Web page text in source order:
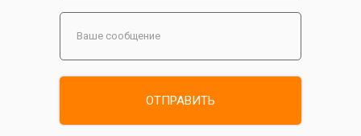
ОТПРАВИТЬ